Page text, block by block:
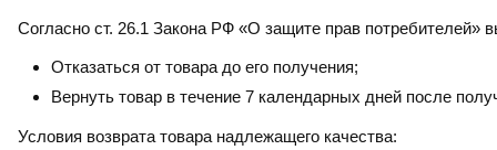
Согласно ст. 26.1 Закона РФ «О защите прав потребителей»
Отказаться от товара до его получения;
Вернуть товар в течение 7 календарных дней после
Условия возврата товара надлежащего качества: